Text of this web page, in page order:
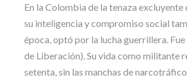
En la Colombia de la tenaza
su inteligencia y compromiso social
época, optó por la lucha guerrillera.
de Liberación). Su vida como militante
setenta, sin las manchas de